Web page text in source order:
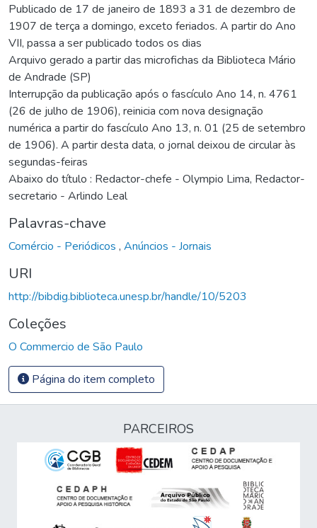
Publicado de 17 de janeiro de 1893 a 31 de dezembro de
1907 de terça a domingo, exceto feriados. A partir do Ano
VII, passa a ser publicado todos os dias
Arquivo gerado a partir das microfichas da Biblioteca Mário
de Andrade (SP)
Interrupção da publicação após o fascículo Ano 14, n. 4761
(26 de julho de 1906), reinicia com nova designação
numérica a partir do fascículo Ano 13, n. 01 (25 de setembro
de 1906). A partir desta data, o jornal deixou de circular às
segundas-feiras
Abaixo do título : Redactor-chefe - Olympio Lima, Redactor-
secretario - Arlindo Leal
Palavras-chave
Comércio - Periódicos , Anúncios - Jornais
URI
http://bibdig.biblioteca.unesp.br/handle/10/5203
Coleções
O Commercio de São Paulo
Página do item completo
PARCEIROS